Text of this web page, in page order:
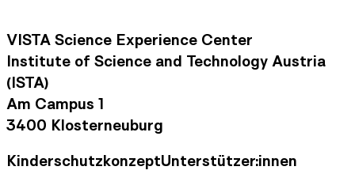
VISTA Science Experience Center
Institute of Science and Technology Austria
(ISTA)
Am Campus 1
3400 Klosterneuburg
Footer Navigation
KinderschutzkonzeptUnterstützer:innen